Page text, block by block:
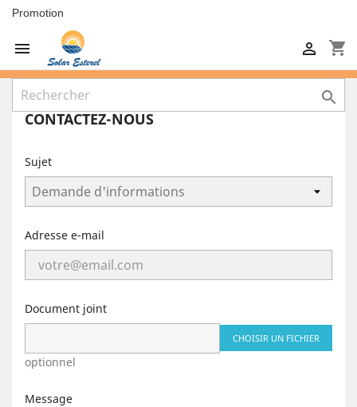
Promotion
 shopping_cart


CONTACTEZ-NOUS
Sujet
Adresse e-mail
Document joint
CHOISIR UN FICHIER
optionnel
Message